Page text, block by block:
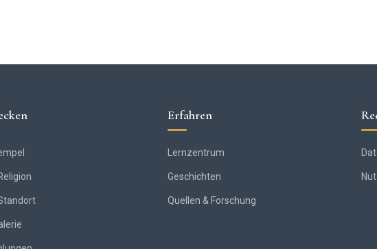
Erfahren
Lernzentrum
Geschichten
Quellen & Forschung